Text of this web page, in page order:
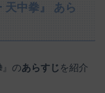
天中拳』 あら
』のあらすじ を紹介